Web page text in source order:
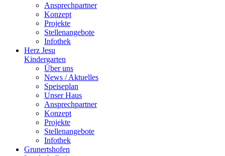
Ansprechpartner
Konzept
Projekte
Stellenangebote
Infothek
Herz Jesu
Kindergarten
Über uns
News / Aktuelles
Speiseplan
Unser Haus
Ansprechpartner
Konzept
Projekte
Stellenangebote
Infothek
Grunertshofen